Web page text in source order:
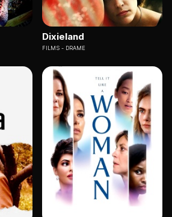
Dixieland
FILMS DRAME